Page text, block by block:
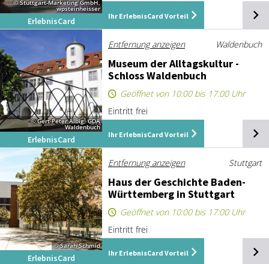
© Stuttgart-Marketing GmbH,
wpsteinheisser
ErlebnisCard Ihr ErlebnisCard Vorteil
© Gert-Peter Albig, GDA
Waldenbuch
ErlebnisCard
Entfernung anzeigen Waldenbuch
Mu­se­um der All­tags­kul­tur -
Schloss Wal­den­buch
Geöffnet von 10:00 bis 17:00 Uhr
Eintritt frei
Ihr ErlebnisCard Vorteil
© Sarah Schmid
ErlebnisCard
Entfernung anzeigen Stuttgart
Haus der Ge­schich­te Ba­den-
Würt­tem­berg in Stutt­gart
Geöffnet von 10:00 bis 17:00 Uhr
Eintritt frei
Ihr ErlebnisCard Vorteil